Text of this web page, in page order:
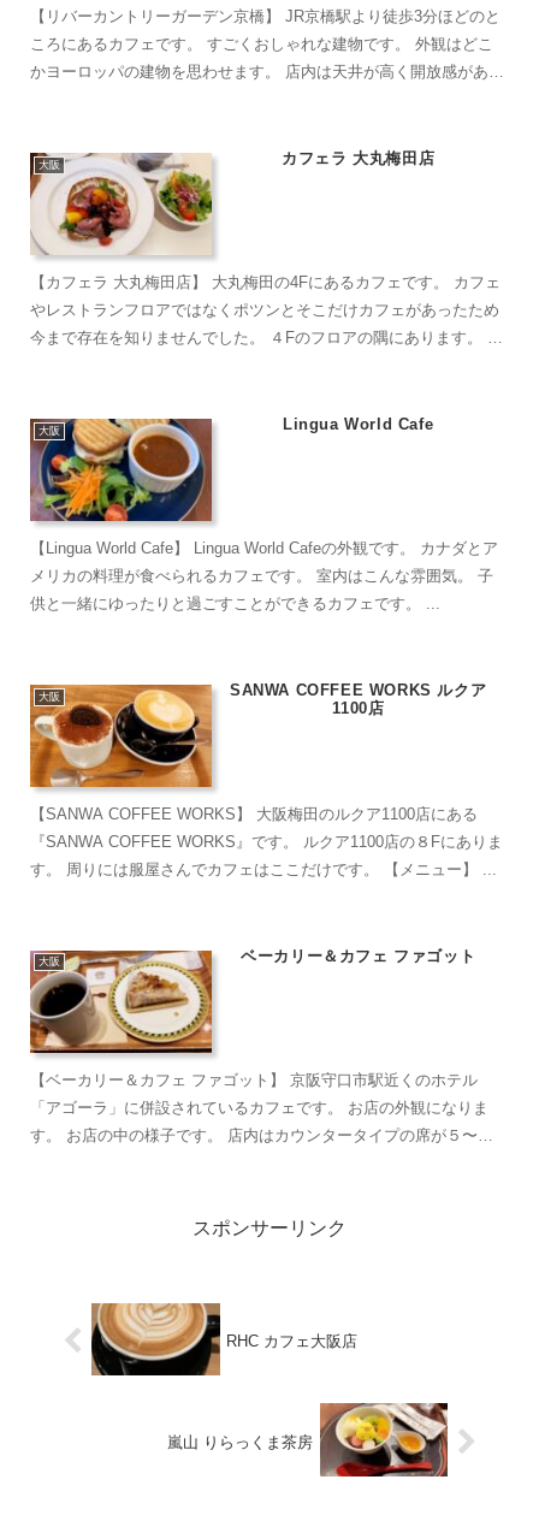
【リバーカントリーガーデン京橋】 JR京橋駅より徒歩3分ほどのと
ころにあるカフェです。 すごくおしゃれな建物です。 外観はどこ
かヨーロッパの建物を思わせます。 店内は天井が高く開放感があ
大阪 カフェラ 大丸梅田店
【カフェラ 大丸梅田店】 大丸梅田の4Fにあるカフェです。 カフェ
やレストランフロアではなくポツンとそこだけカフェがあったため
今まで存在を知りませんでした。 ４Fのフロアの隅にあります。 店
大阪 Lingua World Cafe
【Lingua World Cafe】 Lingua World Cafeの外観です。 カナダとア
メリカの料理が食べられるカフェです。 室内はこんな雰囲気。 子
供と一緒にゆったりと過ごすことができるカフェです。 ...
大阪
SANWA COFFEE WORKS ルクア
1100店
【SANWA COFFEE WORKS】 大阪梅田のルクア1100店にある
『SANWA COFFEE WORKS』です。 ルクア1100店の８Fにありま
す。 周りには服屋さんでカフェはここだけです。 【メニュー】 ...
大阪 ベーカリー＆カフェ ファゴット
【ベーカリー＆カフェ ファゴット】 京阪守口市駅近くのホテル
「アゴーラ」に併設されているカフェです。 お店の外観になりま
す。 お店の中の様子です。 店内はカウンタータイプの席が５〜６
スポンサーリンク
RHC カフェ大阪店
嵐山 りらっくま茶房